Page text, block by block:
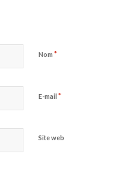
Nom *
E-mail *
Site web